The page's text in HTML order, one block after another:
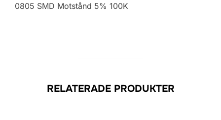
0805 SMD Motstånd 5% 100K
RELATERADE PRODUKTER